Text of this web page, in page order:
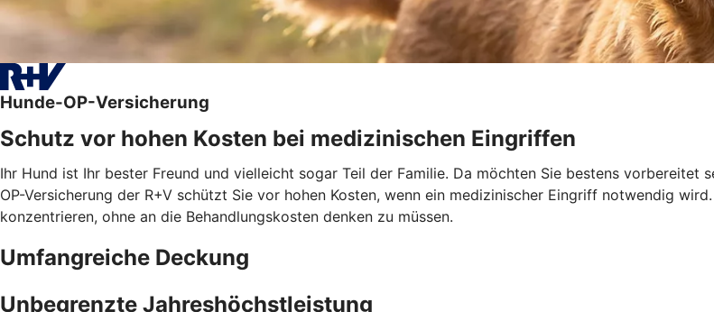
Hunde-OP-Versicherung
Schutz vor hohen Kosten bei medizinischen Eingriffen
Ihr Hund ist Ihr bester Freund und vielleicht sogar Teil der Familie. Da möchten Sie bestens vorbereitet
OP-Versicherung der R+V schützt Sie vor hohen Kosten, wenn ein medizinischer Eingriff notwendig
konzentrieren, ohne an die Behandlungskosten denken zu müssen.
Umfangreiche Deckung
Unbegrenzte Jahreshöchstleistung